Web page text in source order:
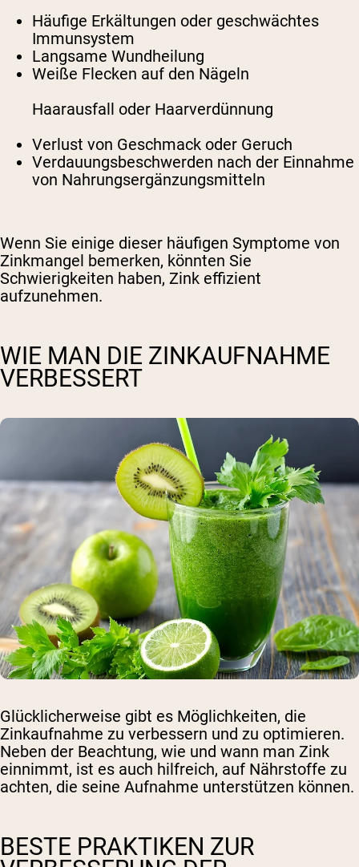
Häufige Erkältungen oder geschwächtes
Immunsystem
Langsame Wundheilung
Weiße Flecken auf den Nägeln
Haarausfall oder Haarverdünnung
Verlust von Geschmack oder Geruch
Verdauungsbeschwerden nach der Einnahme
von Nahrungsergänzungsmitteln
Wenn Sie einige dieser häufigen Symptome von
Zinkmangel bemerken, könnten Sie
Schwierigkeiten haben, Zink effizient
aufzunehmen.
WIE MAN DIE ZINKAUFNAHME
VERBESSERT
Glücklicherweise gibt es Möglichkeiten, die
Zinkaufnahme zu verbessern und zu optimieren.
Neben der Beachtung, wie und wann man Zink
einnimmt, ist es auch hilfreich, auf Nährstoffe zu
achten, die seine Aufnahme unterstützen können.
BESTE PRAKTIKEN ZUR